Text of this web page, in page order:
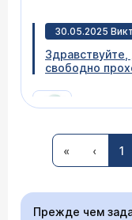
30.05.2025
свободно
эластичная,
пенистая
инсуффуляции
антральном
формы,
Здравствуйте,
Вас выявлена
« ‹ 1
Прежде чем